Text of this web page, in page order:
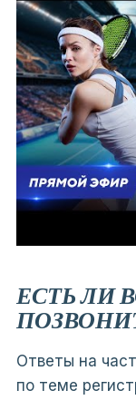
ЕСТЬ ЛИ
Ответы на
по теме